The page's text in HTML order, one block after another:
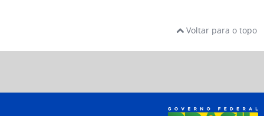
Voltar para o topo